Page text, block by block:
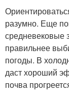
разумно. Еще
средневековые
правильнее
погоды. В
даст хороший
почва